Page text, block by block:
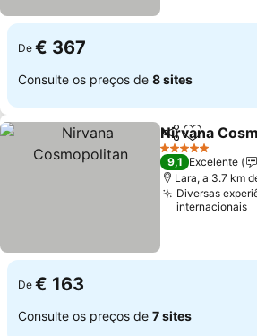
De € 367
Consulte os preços de 8 sites
Partilhar
Nirvana
5 Estrelas
9,1 Excelente
Lara, a 3.7 km
Diversas
internacionais
De € 163
Consulte os preços de 7 sites